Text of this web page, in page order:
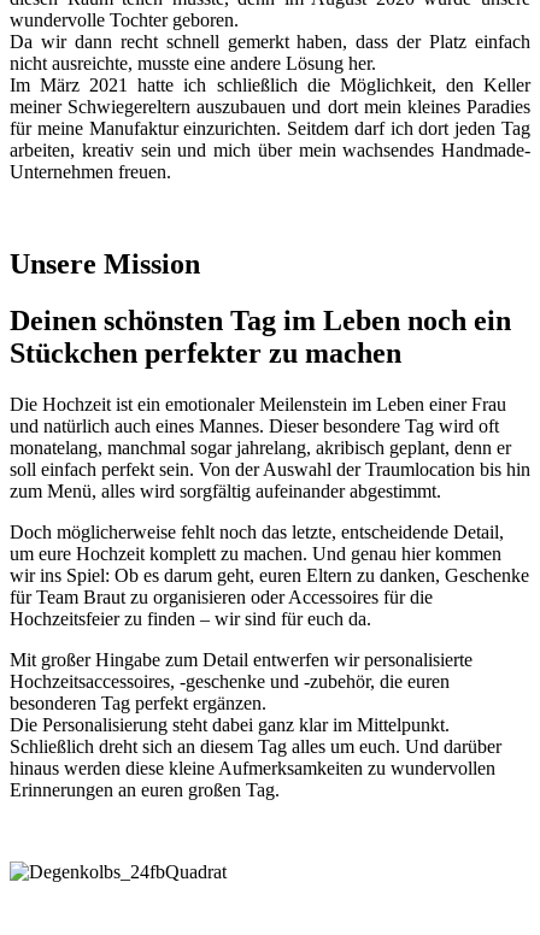
wundervolle Tochter geboren.
Da wir dann recht schnell gemerkt haben, dass der Platz einfach
nicht ausreichte, musste eine andere Lösung her.
Im März 2021 hatte ich schließlich die Möglichkeit, den Keller
meiner Schwiegereltern auszubauen und dort mein kleines Paradies
für meine Manufaktur einzurichten. Seitdem darf ich dort jeden Tag
arbeiten, kreativ sein und mich über mein wachsendes Handmade-
Unternehmen freuen.
Unsere Mission
Deinen schönsten Tag im Leben noch ein
Stückchen perfekter zu machen
Die Hochzeit ist ein emotionaler Meilenstein im Leben einer Frau
und natürlich auch eines Mannes. Dieser besondere Tag wird oft
monatelang, manchmal sogar jahrelang, akribisch geplant, denn er
soll einfach perfekt sein. Von der Auswahl der Traumlocation bis hin
zum Menü, alles wird sorgfältig aufeinander abgestimmt.
Doch möglicherweise fehlt noch das letzte, entscheidende Detail,
um eure Hochzeit komplett zu machen. Und genau hier kommen
wir ins Spiel: Ob es darum geht, euren Eltern zu danken, Geschenke
für Team Braut zu organisieren oder Accessoires für die
Hochzeitsfeier zu finden – wir sind für euch da.
Mit großer Hingabe zum Detail entwerfen wir personalisierte
Hochzeitsaccessoires, -geschenke und -zubehör, die euren
besonderen Tag perfekt ergänzen.
Die Personalisierung steht dabei ganz klar im Mittelpunkt.
Schließlich dreht sich an diesem Tag alles um euch. Und darüber
hinaus werden diese kleine Aufmerksamkeiten zu wundervollen
Erinnerungen an euren großen Tag.